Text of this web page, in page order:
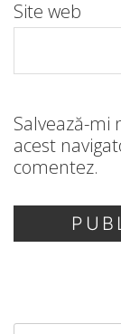
Site web
Salvează-mi
acest
comentez.